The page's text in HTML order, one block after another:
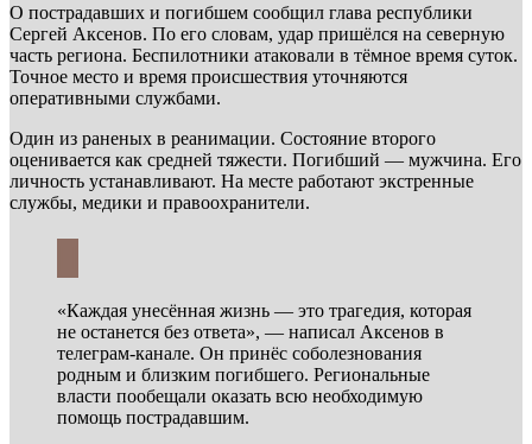
О пострадавших и погибшем сообщил глава республики
Сергей Аксенов. По его словам, удар пришёлся на северную
часть региона. Беспилотники атаковали в тёмное время суток.
Точное место и время происшествия уточняются
оперативными службами.
Один из раненых в реанимации. Состояние второго
оценивается как средней тяжести. Погибший — мужчина. Его
личность устанавливают. На месте работают экстренные
службы, медики и правоохранители.
«Каждая унесённая жизнь — это трагедия, которая
не останется без ответа», — написал Аксенов в
телеграм-канале. Он принёс соболезнования
родным и близким погибшего. Региональные
власти пообещали оказать всю необходимую
помощь пострадавшим.